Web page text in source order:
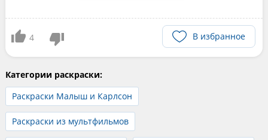
4 В избранное
Категории раскраски:
Раскраски Малыш и Карлсон
Раскраски из мультфильмов